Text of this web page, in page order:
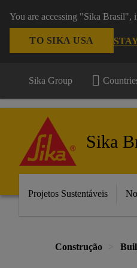
You are accessing "Sika Brasil",
TO SIKA USA
Sika Group
Sika
Projetos Sustentáveis
Construção